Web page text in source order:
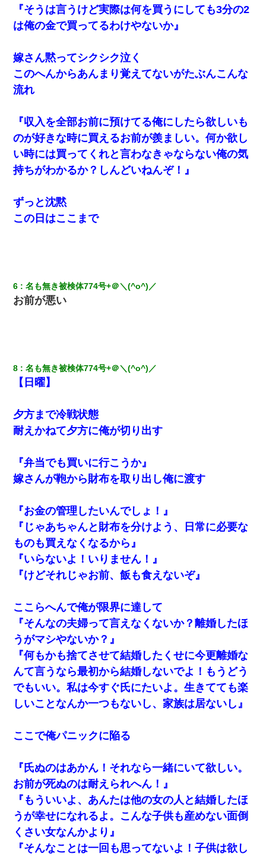
結婚生活10ヶ月目で嫁から一方的に「もう冷めた」と離婚切り出
された
9月に付き合い始めたけどこの、この人と結婚はないわと判断して
別れた。その元彼が交通事故で重体になっているらしく…
日航機墜落事故の「ここからは日本語で大丈夫ですよ〜」の絶望
感がヤバイ・・・
彼女にプロポーズしてOK貰った俺、告げられた結婚条件にブチ切
れて無事婚約破棄・・・
義兄嫁が義実家で「コロナ陽性だったからこのまま療養させて下
さい」と言い出してド修羅場になった
婚活パーティーでよく会う美女がいた。こんな完璧な容姿を持っ
てしても結婚て難しいんだなぁ…と思ってた
とっさに女児を捕まえたら変質者扱いされた。母親「あっち行っ
んできて・・・
【ワロタ】姉から「肉食系14才、乳丸出し、毛はうっすら生えか
【驚愕】私「今まで育てた分のお金返してね(冗談)」息子「はい、
3000万円」→数年後。私「妹が病気になったから援助して欲し
私が遺産を相続。→それを知った義両親が「旅行代金を出せ！」
「リフォーム費用を負担しろ！」「金の管理は私達がする！」と
浅ましくも集りにきた。
夫に癌の余命宣告。その闘病中に長女から信じられない言葉を受
けた
ミスした新人(
)に冗談で「行為させてくれたら許してあげる」
って言ったら・・・
【不幸な結婚式】新郎親族「ブスのくせにドレスなんか着ちゃっ
てさ～ほんと恥ずかしいわよね～（大声」新郎両親「！！！（土
下座」→ 結果・・・
『そうは言うけど実際は何を買うにしても3分の2
は俺の金で買ってるわけやないか』
嫁さん黙ってシクシク泣く
このへんからあんまり覚えてないがたぶんこんな
流れ
『収入を全部お前に預けてる俺にしたら欲しいも
のが好きな時に買えるお前が羨ましい。何か欲し
い時には買ってくれと言わなきゃならない俺の気
持ちがわかるか？しんどいねんぞ！』
ずっと沈黙
この日はここまで
6 名も無き被検体774号+＠＼(^o^)／
お前が悪い
8 名も無き被検体774号+＠＼(^o^)／
【日曜】
夕方まで冷戦状態
耐えかねて夕方に俺が切り出す
『弁当でも買いに行こうか』
嫁さんが鞄から財布を取り出し俺に渡す
『お金の管理したいんでしょ！』
『じゃあちゃんと財布を分けよう、日常に必要な
ものも買えなくなるから』
『いらないよ！いりません！』
『けどそれじゃお前、飯も食えないぞ』
ここらへんで俺が限界に達して
『そんなの夫婦って言えなくないか？離婚したほ
うがマシやないか？』
『何もかも捨てさせて結婚したくせに今更離婚な
んて言うなら最初から結婚しないでよ！もうどう
でもいい。私は今すぐ氏にたいよ。生きてても楽
しいことなんか一つもないし、家族は居ないし』
ここで俺パニックに陥る
『氏ぬのはあかん！それなら一緒にいて欲しい。
お前が死ぬのは耐えられへん！』
『もういいよ、あんたは他の女の人と結婚したほ
うが幸せになれるよ。こんな子供も産めない面倒
くさい女なんかより』
『そんなことは一回も思ってないよ！子供は欲し